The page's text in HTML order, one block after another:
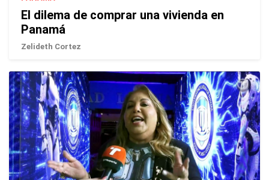
El dilema de comprar una vivienda en
Panamá
Zelideth Cortez